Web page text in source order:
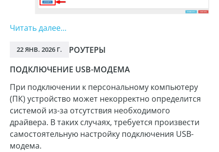
Читать далее...
22 ЯНВ. 2026 Г.
РОУТЕРЫ
ПОДКЛЮЧЕНИЕ USB-МОДЕМА
При подключении к персональному компьютеру
(ПК) устройство может некорректно определится
системой из-за отсутствия необходимого
драйвера. В таких случаях, требуется произвести
самостоятельную настройку подключения USB-
модема.